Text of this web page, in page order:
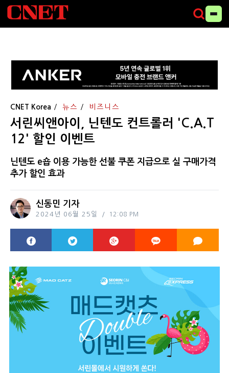
CNET Korea 뉴스 비즈니스
서린씨앤아이, 닌텐도 컨트롤러 'C.A.T
12' 할인 이벤트
닌텐도 e숍 이용 가능한 선불 쿠폰 지급으로 실 구매가격
추가 할인 효과
신동민 기자
2024년 06월 25일 12:08 PM